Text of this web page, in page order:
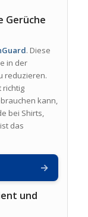
Gerüche
. Diese
in der
reduzieren.
richtig
kann,
bei Shirts,
das
→
und